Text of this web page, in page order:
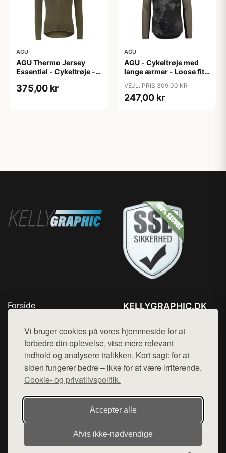
Vi bruger cookies på vores hjemmeside for at
forbedre din oplevelse, vise mere relevant
indhold og analysere trafikken. Kort sagt: for at
siden fungerer bedre – ikke for at være irriterende.
Cookie- og privatlivspolitik.
Accepter alle
Afvis ikke‑nødvendige
AGU
AGU Thermo Jersey
Essential - Cykeltrøje -
XXL
375,00 kr
AGU
AGU - Cykeltrøje med
lange ærmer - Loose fit -
VEJL. PRIS 309,00 KR
247,00 kr
Forside
Top Rabatter
Blog
Kontakt
KELLYGRAPHIC.DK
Mail: hej@want.dk
Cookie- og privatlivspolitik
Denne side er en del af want.dk, der udgiver en række
hjemmesider med præsentation af forskellige produkter fra
diverse webshops. Der sælges ikke varer fra denne side - vi